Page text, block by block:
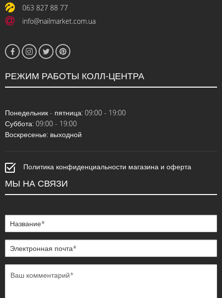
063 827 88 77
info@nailmarket.com.ua
РЕЖИМ РАБОТЫ КОЛЛ-ЦЕНТРА
Понедельник - пятница: 09:00 - 19:00
Суббота: 09:00 - 19:00
Воскресенье: выходной
Политика конфиденциальности магазина и оферта
МЫ НА СВЯЗИ